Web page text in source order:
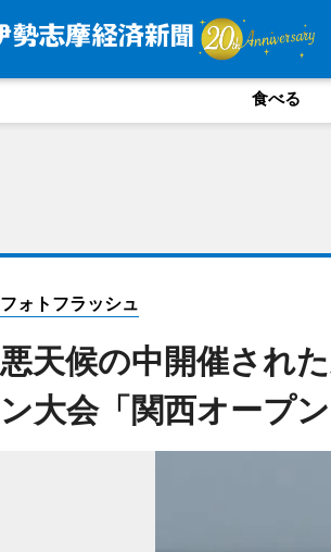
食べる
フォトフラッシュ
悪天候の中開催され
ン大会「関西オープ